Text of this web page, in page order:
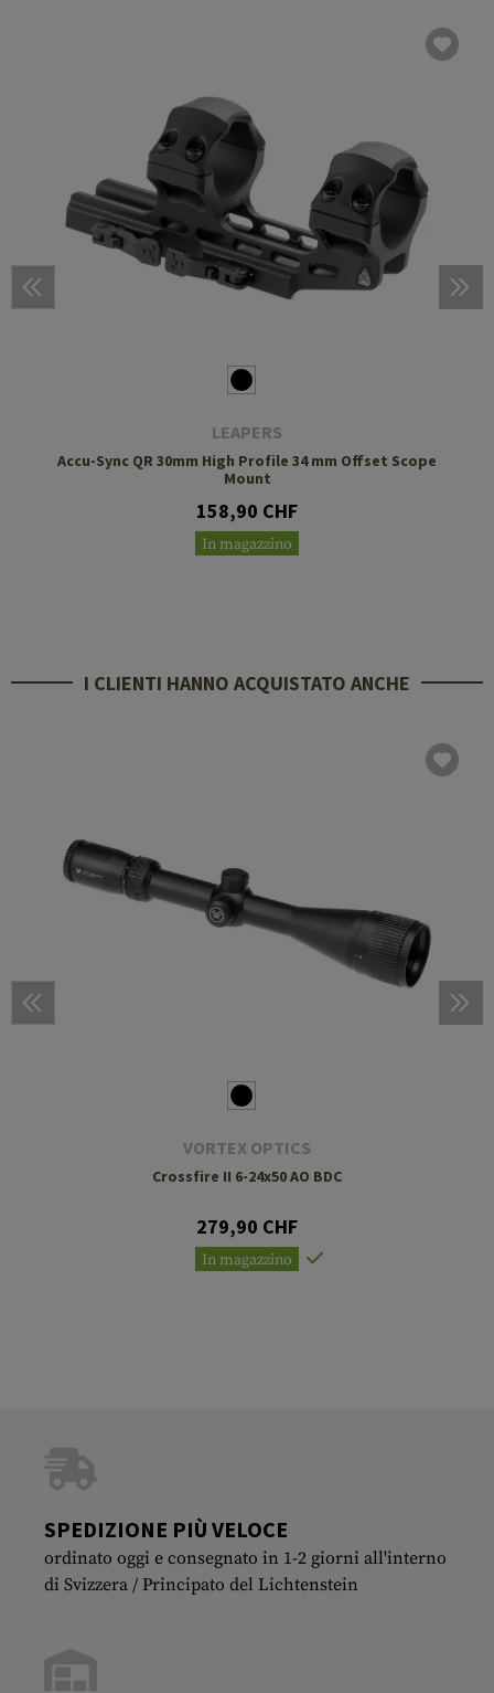
LEAPERS
Accu-Sync QR 30mm High Profile 34 mm Offset Scope
Mount
158,90 CHF
In magazzino
I CLIENTI HANNO ACQUISTATO ANCHE
VORTEX OPTICS
Crossfire II 6-24x50 AO BDC
279,90 CHF
In magazzino
SPEDIZIONE PIÙ VELOCE
ordinato oggi e consegnato in 1-2 giorni all'interno
di Svizzera / Principato del Lichtenstein